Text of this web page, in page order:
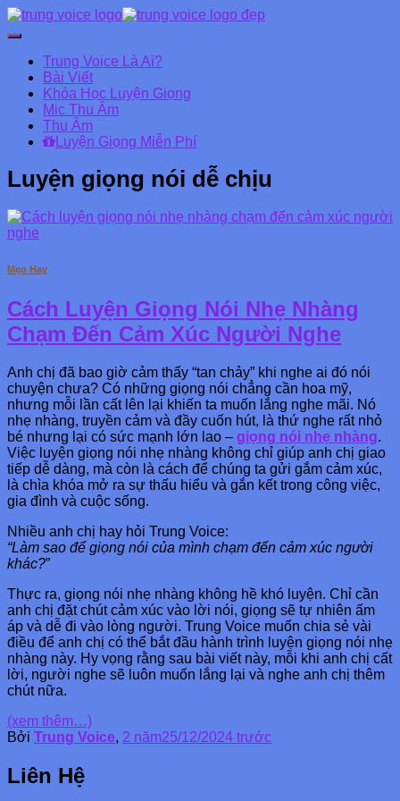
Chuyển
Danh
mục
chính
Trung Voice Là Ai?
Bài Viết
Khóa Học Luyện Giọng
Mic Thu Âm
Thu Âm
Luyện Giọng Miễn Phí
Luyện giọng nói dễ chịu
Mẹo Hay
Cách Luyện Giọng Nói Nhẹ Nhàng
Chạm Đến Cảm Xúc Người Nghe
Anh chị đã bao giờ cảm thấy “tan chảy” khi nghe ai đó nói
chuyện chưa? Có những giọng nói chẳng cần hoa mỹ,
nhưng mỗi lần cất lên lại khiến ta muốn lắng nghe mãi. Nó
nhẹ nhàng, truyền cảm và đầy cuốn hút, là thứ nghe rất nhỏ
bé nhưng lại có sức mạnh lớn lao – giọng nói nhẹ nhàng.
Việc luyện giọng nói nhẹ nhàng không chỉ giúp anh chị giao
tiếp dễ dàng, mà còn là cách để chúng ta gửi gắm cảm xúc,
là chìa khóa mở ra sự thấu hiểu và gắn kết trong công việc,
gia đình và cuộc sống.
Nhiều anh chị hay hỏi Trung Voice:
“Làm sao để giọng nói của mình chạm đến cảm xúc người
khác?”
Thực ra, giọng nói nhẹ nhàng không hề khó luyện. Chỉ cần
anh chị đặt chút cảm xúc vào lời nói, giọng sẽ tự nhiên ấm
áp và dễ đi vào lòng người. Trung Voice muốn chia sẻ vài
điều để anh chị có thể bắt đầu hành trình luyện giọng nói nhẹ
nhàng này. Hy vọng rằng sau bài viết này, mỗi khi anh chị cất
lời, người nghe sẽ luôn muốn lắng lại và nghe anh chị thêm
chút nữa.
(xem thêm…)
Bởi Trung Voice, 2 năm25/12/2024 trước
Liên Hệ